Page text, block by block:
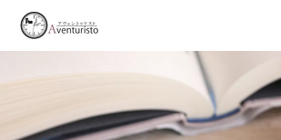
トップページ
事業案内